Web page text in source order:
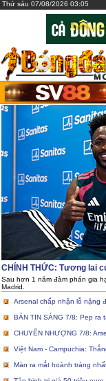
Thứ sáu 07/08/2026 03:05
CHÍNH THỨC: Tương lai
Sau hơn 1 năm đàm phán gia
Madrid.
Arsenal chấp nhận lỗ nặng
BẢN TIN SÁNG 7/8: Pep ra
CHUYỂN NHƯỢNG 7/8:
Việt Nam - Campuchia:
Màn ra mắt hoành tráng